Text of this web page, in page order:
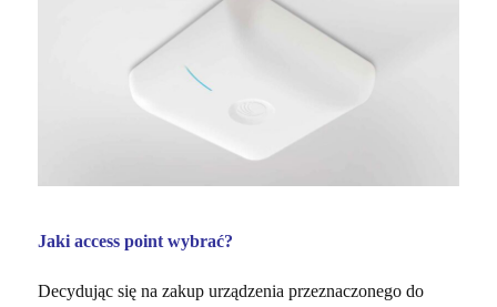
Jaki access point wybrać?
Decydując się na zakup urządzenia przeznaczonego do